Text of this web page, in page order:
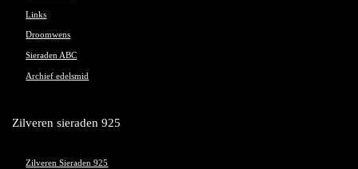
Links
Droomwens
Sieraden ABC
Archief edelsmid
Zilveren sieraden 925
Zilveren Sieraden 925